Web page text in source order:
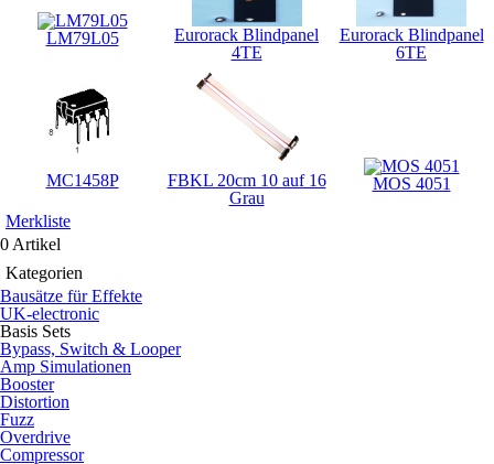
LM79L05
Eurorack Blindpanel
4TE
Eurorack Blindpanel
6TE
MC1458P
FBKL 20cm 10 auf 16
Grau
MOS 4051
Merkliste
0 Artikel
Kategorien
Bausätze für Effekte
UK-electronic
Basis Sets
Bypass, Switch & Looper
Amp Simulationen
Booster
Distortion
Fuzz
Overdrive
Compressor